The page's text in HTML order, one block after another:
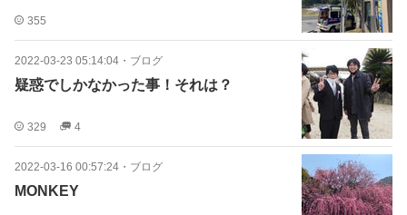
355
2022-03-23 05:14:04 ・ ブログ
疑惑でしかなかった事！それは？
329 4
2022-03-16 00:57:24 ・ ブログ
MONKEY